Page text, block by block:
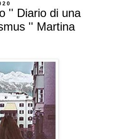
'' Diario di una
'' Martina